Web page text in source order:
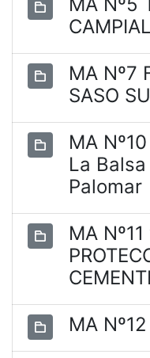
MA Nº7
SASO
MA
La Balsa
Palomar
MA
MA